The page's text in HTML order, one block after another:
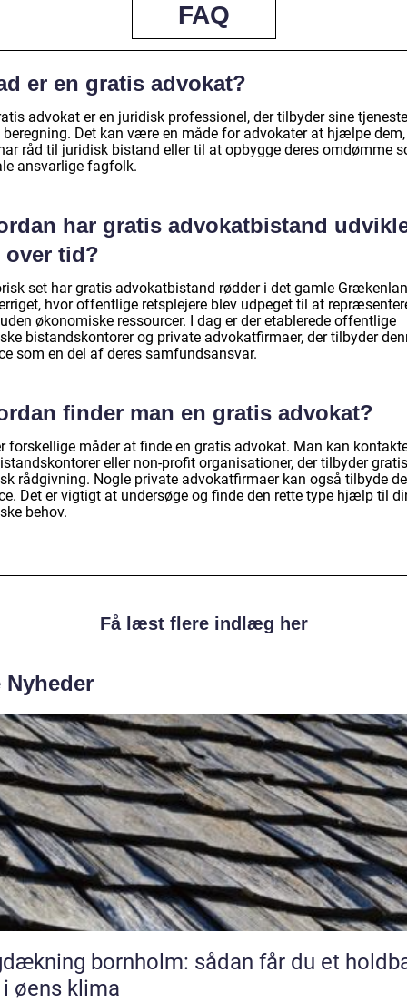
FAQ
er en gratis advokat?
advokat er en juridisk professionel, der tilbyder sine
beregning. Det kan være en måde for advokater at hjælpe dem,
råd til juridisk bistand eller til at opbygge deres omdømme
ansvarlige fagfolk.
har gratis advokatbistand
over tid?
set har gratis advokatbistand rødder i det gamle
hvor offentlige retsplejere blev udpeget til at
økonomiske ressourcer. I dag er der etablerede offentlige
bistandskontorer og private advokatfirmaer, der tilbyder
som en del af deres samfundsansvar.
finder man en gratis advokat?
forskellige måder at finde en gratis advokat. Man kan
eller non-profit organisationer, der tilbyder gratis
rådgivning. Nogle private advokatfirmaer kan også tilbyde
Det er vigtigt at undersøge og finde den rette type hjælp til
behov.
Få læst flere indlæg her
Nyheder
bornholm: sådan får du et
øens klima